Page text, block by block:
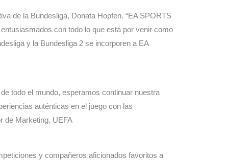
de la Bundesliga, Donata Hopfen. “EA SPORTS
con todo lo que está por venir como
y la Bundesliga 2 se incorporen a EA
todo el mundo, esperamos continuar nuestra
auténticas en el juego con las
de Marketing, UEFA
y compañeros aficionados favoritos a